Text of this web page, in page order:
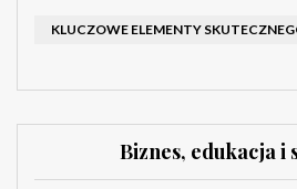
Biznes, edukacja i